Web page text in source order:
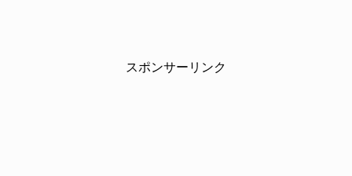
スポンサーリンク